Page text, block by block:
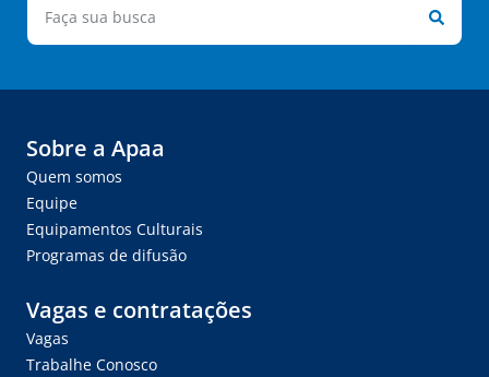
Sobre a Apaa
Quem somos
Equipe
Equipamentos Culturais
Programas de difusão
Vagas e contratações
Vagas
Trabalhe Conosco